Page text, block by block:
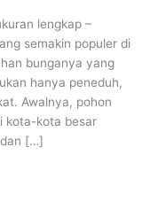
lengkap –
semakin populer di
bunganya yang
hanya peneduh,
Awalnya, pohon
kota-kota besar
dan […]